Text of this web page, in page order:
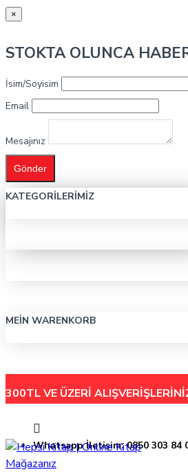
×
STOKTA OLUNCA
İsim/Soyisim
Email
Mesajınız
Gönder
KATEGORILERIMIZ
MEIN WARENKORB
300TL VE ÜZERİ
Whatsapp İletişim: 0850 303 84